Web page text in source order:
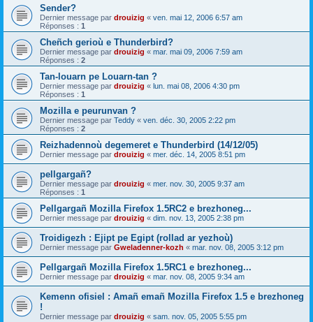
Sender?
Dernier message par drouizig « ven. mai 12, 2006 6:57 am
Réponses : 1
Cheñch gerioù e Thunderbird?
Dernier message par drouizig « mar. mai 09, 2006 7:59 am
Réponses : 2
Tan-louarn pe Louarn-tan ?
Dernier message par drouizig « lun. mai 08, 2006 4:30 pm
Réponses : 1
Mozilla e peurunvan ?
Dernier message par Teddy « ven. déc. 30, 2005 2:22 pm
Réponses : 2
Reizhadennoù degemeret e Thunderbird (14/12/05)
Dernier message par drouizig « mer. déc. 14, 2005 8:51 pm
pellgargañ?
Dernier message par drouizig « mer. nov. 30, 2005 9:37 am
Réponses : 1
Pellgargañ Mozilla Firefox 1.5RC2 e brezhoneg...
Dernier message par drouizig « dim. nov. 13, 2005 2:38 pm
Troidigezh : Ejipt pe Egipt (rollad ar yezhoù)
Dernier message par Gweladenner-kozh « mar. nov. 08, 2005 3:12 pm
Pellgargañ Mozilla Firefox 1.5RC1 e brezhoneg...
Dernier message par drouizig « mar. nov. 08, 2005 9:34 am
Kemenn ofisiel : Amañ emañ Mozilla Firefox 1.5 e brezhoneg
!
Dernier message par drouizig « sam. nov. 05, 2005 5:55 pm